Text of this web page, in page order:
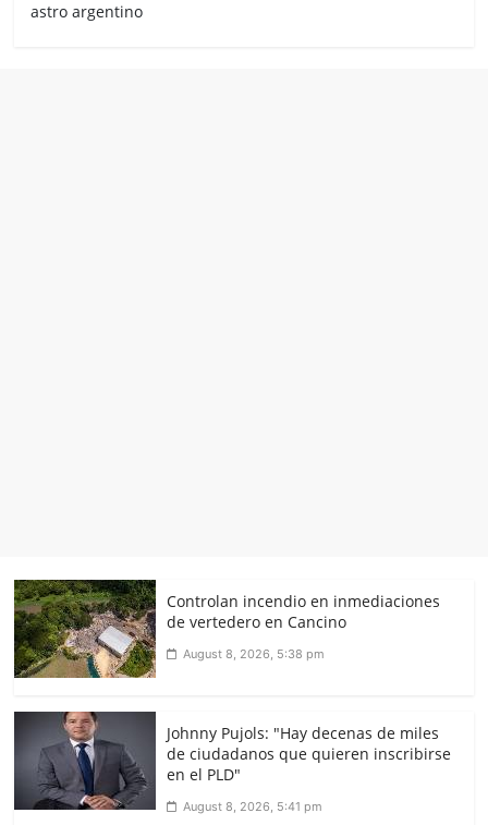
astro argentino
Controlan incendio en inmediaciones
de vertedero en Cancino
August 8, 2026, 5:38 pm
Johnny Pujols: "Hay decenas de miles
de ciudadanos que quieren inscribirse
en el PLD"
August 8, 2026, 5:41 pm